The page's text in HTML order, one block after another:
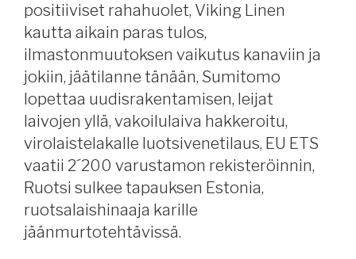
kuukautta,
Norjan
merituulivoimahankkeet
huutokauppaan,
jäätilanne
tänään,
Konecranes
toimittaa
konttinostureita
Australiaan,
Kiinan
telakoilla
positiiviset rahahuolet, Viking Linen
kautta aikain paras tulos,
ilmastonmuutoksen vaikutus kanaviin ja
jokiin, jäätilanne tänään, Sumitomo
lopettaa uudisrakentamisen, leijat
laivojen yllä, vakoilulaiva hakkeroitu,
virolaistelakalle luotsivenetilaus, EU ETS
vaatii 2´200 varustamon rekisteröinnin,
Ruotsi sulkee tapauksen Estonia,
ruotsalaishinaaja karille
jäänmurtotehtävissä.